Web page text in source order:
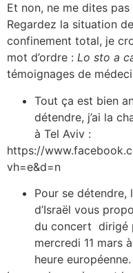
Et non, ne me dites
Regardez la situation
confinement total, je
mot d’ordre : Lo sto a
témoignages de
Tout ça est bien
détendre, j’ai la
à Tel Aviv :
https://
vh=e&d=n
Pour se détendre,
d’Israël vous
du concert dirigé
mercredi 11 mars
heure